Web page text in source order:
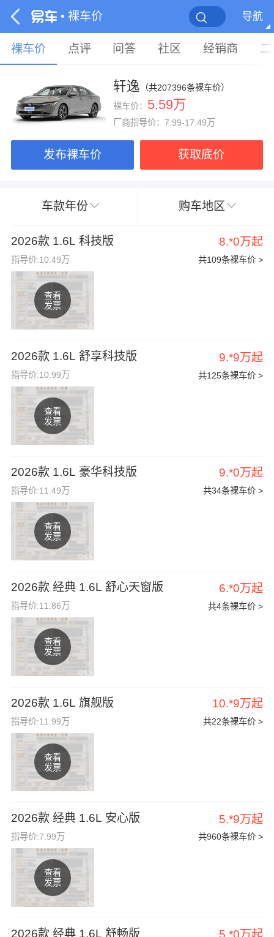
• 裸车价 导航
裸车价 点评 问答 社区 经销商
轩逸 （共207396条裸车价）
裸车价： 5.59万
厂商指导价：7.99-17.49万
发布裸车价 获取底价
车款年份 购车地区
2026款 1.6L 科技版 8.*0万起
共109条裸车价 >
指导价:10.49万
查看
发票
2026款 1.6L 舒享科技版 9.*9万起
共125条裸车价 >
指导价:10.99万
查看
发票
2026款 1.6L 豪华科技版 9.*0万起
共34条裸车价 >
指导价:11.49万
查看
发票
2026款 经典 1.6L 舒心天窗版 6.*0万起
共4条裸车价 >
指导价:11.86万
查看
发票
2026款 1.6L 旗舰版 10.*9万起
共22条裸车价 >
指导价:11.99万
查看
发票
2026款 经典 1.6L 安心版 5.*9万起
共960条裸车价 >
指导价:7.99万
查看
发票
2026款 经典 1.6L 舒畅版 5.*0万起